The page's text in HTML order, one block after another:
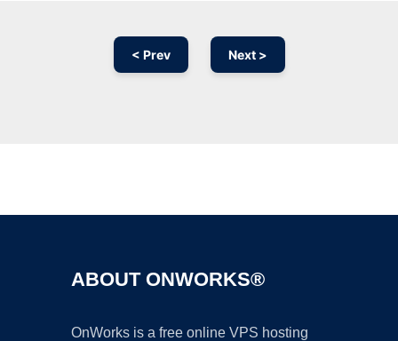
< Prev Next >
ABOUT ONWORKS®
OnWorks is a free online VPS hosting